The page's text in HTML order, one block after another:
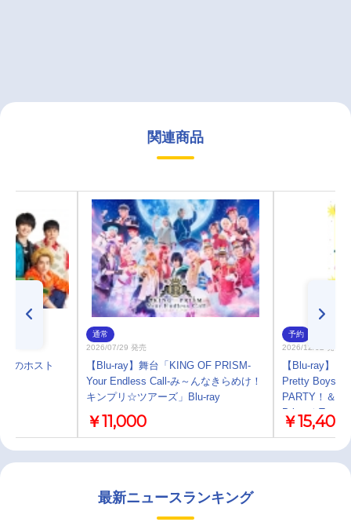
関連商品
のホスト
通常
2026/07/29 発売
【Blu-ray】舞台「KING OF PRISM-
Your Endless Call-み～んなきらめけ！
キンプリ☆ツアーズ」Blu-ray
￥11,000
予約
2026/12/02 発売
【Blu-ray】
Pretty Boys
PARTY！＆
Prism☆Tours
￥15,400
最新ニュースランキング